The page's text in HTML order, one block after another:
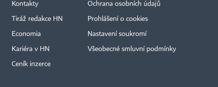
Kontakty
Tiráž redakce HN
Economia
Kariéra v HN
Ceník inzerce
Ochrana osobních údajů
Prohlášení o cookies
Nastavení soukromí
Všeobecné smluvní podmínky